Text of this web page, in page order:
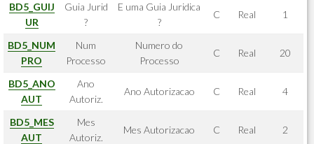
BD5_GUIJ
UR
Guia Jurid
?
E uma Guia Juridica
?
C Real 1
BD5_NUM
PRO
Num
Processo
Numero do
Processo
C Real 20
BD5_ANO
AUT
Ano
Autoriz.
Ano Autorizacao C Real 4
BD5_MES
AUT
Mes
Autoriz.
Mes Autorizacao C Real 2